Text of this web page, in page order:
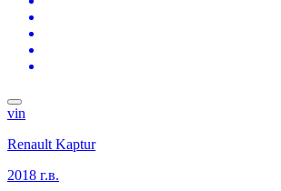
vin
Renault Kaptur
2018 г.в.